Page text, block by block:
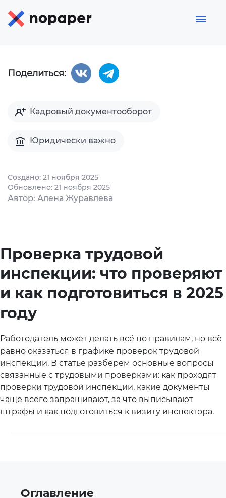
Поделиться:
Кадровый документооборот
Юридически важно
Создано: 21 ноября 2025
Обновлено: 21 ноября 2025
Автор: Алена Журавлева
Проверка трудовой
инспекции: что проверяют
и как подготовиться в 2025
году
Работодатель может делать всё по правилам, но всё
равно оказаться в графике проверок трудовой
инспекции. В статье разберём основные вопросы
связанные с трудовыми проверками: как проходят
проверки трудовой инспекции, какие документы
чаще всего запрашивают, за что выписывают
штрафы и как подготовиться к визиту инспектора.
Оглавление